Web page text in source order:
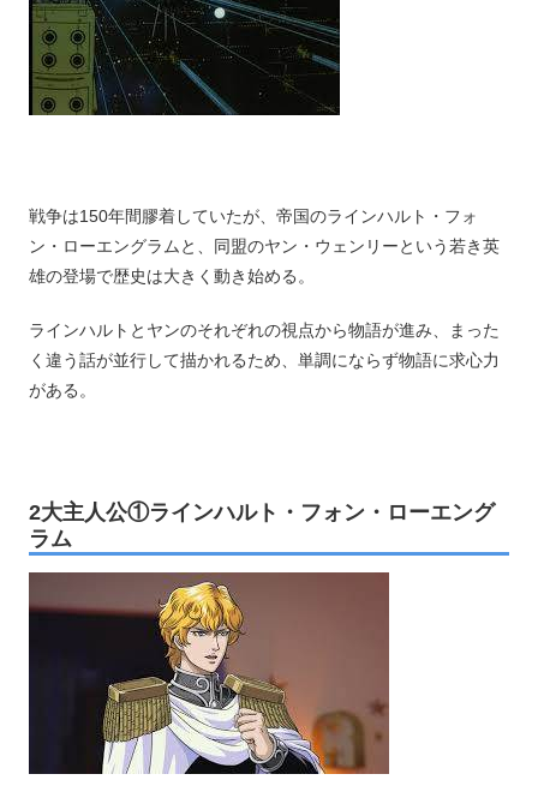
戦争は150年間膠着していたが、帝国のラインハルト・フォ
ン・ローエングラムと、同盟のヤン・ウェンリーという若き英
雄の登場で歴史は大きく動き始める。
ラインハルトとヤンのそれぞれの視点から物語が進み、まった
く違う話が並行して描かれるため、単調にならず物語に求心力
がある。
2大主人公①ラインハルト・フォン・ローエング
ラム